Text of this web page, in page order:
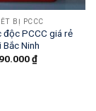
BỊ PCCC
độc PCCC giá rẻ
Bắc Ninh
₫